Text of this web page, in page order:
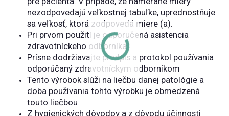
nezodpovedajú veľkostnej tabuľke, uprednostňuje
sa veľkosť, ktorá zodpovedá miere (a).
Pri prvom použití je odporučená asistencia
zdravotníckeho odborníka
Prísne dodržiavajte predpis a protokol používania
odporúčaný zdravotníckym odborníkom
Tento výrobok slúži na liečbu danej patológie a
doba používania tohto výrobku je obmedzená
touto liečbou
Z hygienických dôvodov a z dôvodu účinnosti